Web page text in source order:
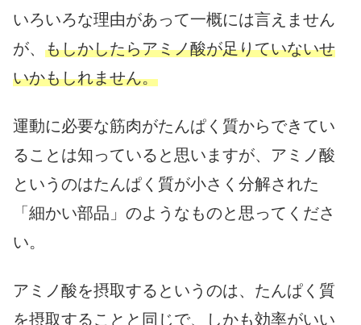
いろいろな理由があって一概には言えません
が、 もしかしたらアミノ酸が足りていないせ
いかもしれません。
運動に必要な筋肉がたんぱく質からできてい
ることは知っていると思いますが、アミノ酸
というのはたんぱく質が小さく分解された
「細かい部品」のようなものと思ってくださ
い。
アミノ酸を摂取するというのは、たんぱく質
を摂取することと同じで、しかも効率がいい